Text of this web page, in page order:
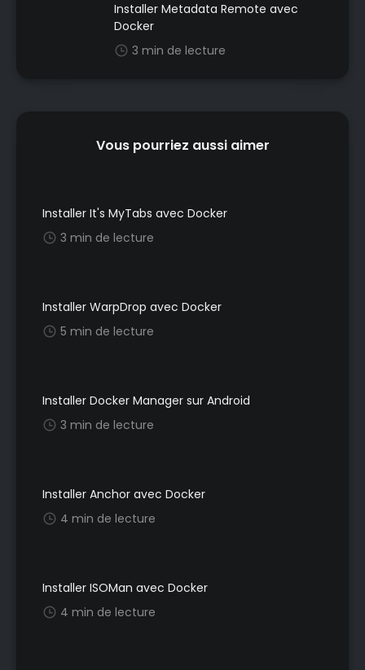
Installer Metadata Remote avec
Docker
3 min de lecture
Vous pourriez aussi aimer
Installer It's MyTabs avec Docker
3 min de lecture
Installer WarpDrop avec Docker
5 min de lecture
Installer Docker Manager sur Android
3 min de lecture
Installer Anchor avec Docker
4 min de lecture
Installer ISOMan avec Docker
4 min de lecture